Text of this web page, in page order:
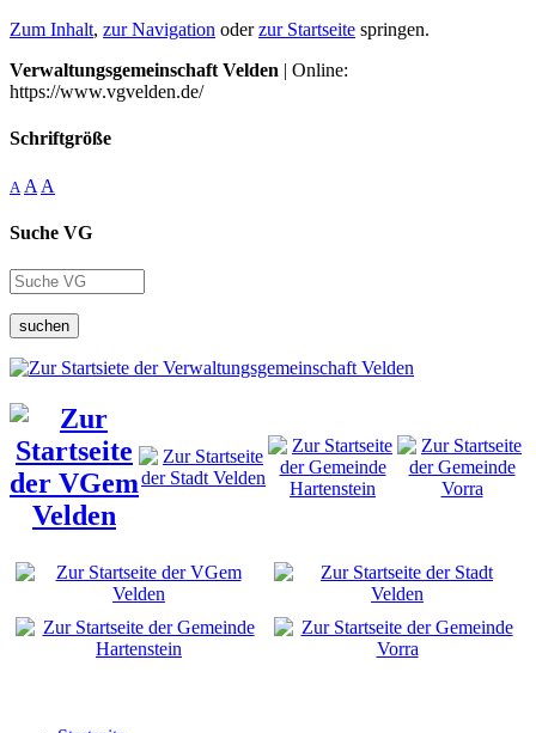
Zum Inhalt, zur Navigation oderzur Startseite springen.
Verwaltungsgemeinschaft Velden | Online:
https://www.vgvelden.de/
Schriftgröße
A A A
Suche VG
suchen